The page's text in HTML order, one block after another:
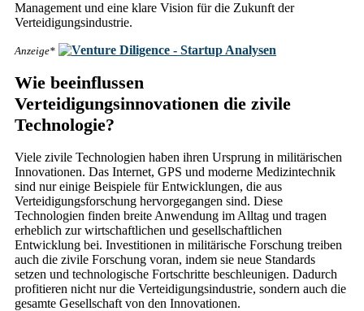
Management und eine klare Vision für die Zukunft der
Verteidigungsindustrie.
Anzeige*
Wie beeinflussen
Verteidigungsinnovationen die zivile
Technologie?
Viele zivile Technologien haben ihren Ursprung in militärischen
Innovationen. Das Internet, GPS und moderne Medizintechnik
sind nur einige Beispiele für Entwicklungen, die aus
Verteidigungsforschung hervorgegangen sind. Diese
Technologien finden breite Anwendung im Alltag und tragen
erheblich zur wirtschaftlichen und gesellschaftlichen
Entwicklung bei. Investitionen in militärische Forschung treiben
auch die zivile Forschung voran, indem sie neue Standards
setzen und technologische Fortschritte beschleunigen. Dadurch
profitieren nicht nur die Verteidigungsindustrie, sondern auch die
gesamte Gesellschaft von den Innovationen.